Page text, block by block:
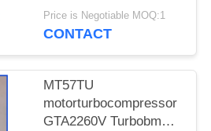
E61 E90 E91 Auto
koelwaterpomp
Price is Negotiable MOQ:1
CONTACT
MT57TU
motorturbocompressor
GTA2260V Turbobmw